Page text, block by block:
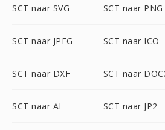
SCT naar SVG SCT naar PNG
SCT naar JPEG SCT naar ICO
SCT naar DXF SCT naar
SCT naar AI SCT naar JP2